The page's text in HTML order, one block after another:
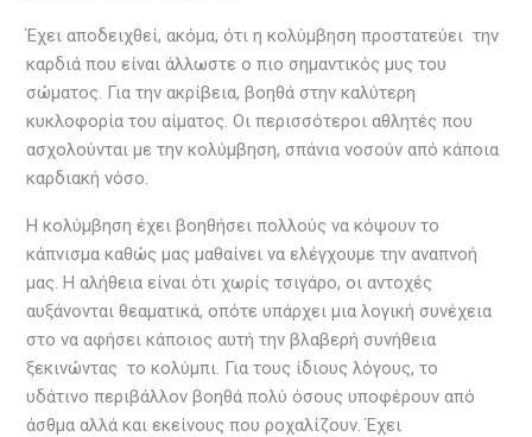
Έχει αποδειχθεί, ακόμα, ότι η κολύμβηση προστατεύει την
καρδιά που είναι άλλωστε ο πιο σημαντικός μυς του
σώματος. Για την ακρίβεια, βοηθά στην καλύτερη
κυκλοφορία του αίματος. Οι περισσότεροι αθλητές που
ασχολούνται με την κολύμβηση, σπάνια νοσούν από κάποια
καρδιακή νόσο.
Η κολύμβηση έχει βοηθήσει πολλούς να κόψουν το
κάπνισμα καθώς μας μαθαίνει να ελέγχουμε την αναπνοή
μας. Η αλήθεια είναι ότι χωρίς τσιγάρο, οι αντοχές
αυξάνονται θεαματικά, οπότε υπάρχει μια λογική συνέχεια
στο να αφήσει κάποιος αυτή την βλαβερή συνήθεια
ξεκινώντας το κολύμπι. Για τους ίδιους λόγους, το
υδάτινο περιβάλλον βοηθά πολύ όσους υποφέρουν από
άσθμα αλλά και εκείνους που ροχαλίζουν. Έχει